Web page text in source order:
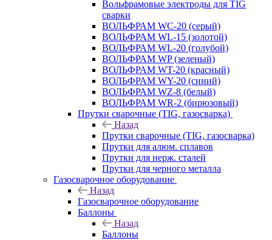
Вольфрамовые электроды для TIG
сварки
ВОЛЬФРАМ WC-20 (серый)
ВОЛЬФРАМ WL-15 (золотой)
ВОЛЬФРАМ WL-20 (голубой)
ВОЛЬФРАМ WP (зеленый)
ВОЛЬФРАМ WT-20 (красный)
ВОЛЬФРАМ WY-20 (синий)
ВОЛЬФРАМ WZ-8 (белый)
ВОЛЬФРАМ WR-2 (бирюзовый)
Прутки сварочные (TIG, газосварка)
Назад
Прутки сварочные (TIG, газосварка)
Прутки для алюм. сплавов
Прутки для нерж. сталей
Прутки для черного металла
Газосварочное оборудование
Назад
Газосварочное оборудование
Баллоны
Назад
Баллоны